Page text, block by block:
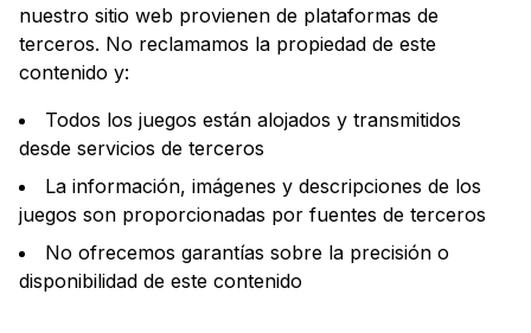
nuestro sitio web provienen de plataformas de
terceros. No reclamamos la propiedad de este
contenido y:
Todos los juegos están alojados y transmitidos
desde servicios de terceros
La información, imágenes y descripciones de los
juegos son proporcionadas por fuentes de terceros
No ofrecemos garantías sobre la precisión o
disponibilidad de este contenido